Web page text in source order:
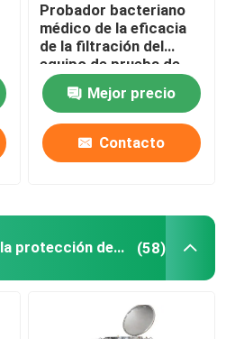
Probador bacteriano
médico de la eficacia
de la filtración del
equipo de prueba de
BFE
Mejor precio
Contacto
Equipo de prueba de la protección del ingreso (58)